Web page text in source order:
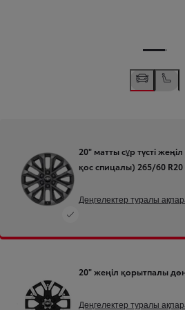
20" матты сұр түсті
қос спицалы) 265/60
Дөңгелектер туралы
20" жеңіл қорытпалы
Дөңгелектер туралы